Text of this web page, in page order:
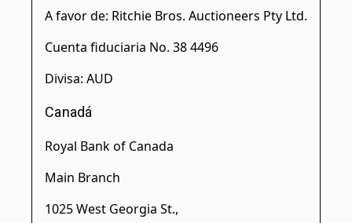
A favor de: Ritchie Bros. Auctioneers Pty Ltd.
Cuenta fiduciaria No. 38 4496
Divisa: AUD
Canadá
Royal Bank of Canada
Main Branch
1025 West Georgia St.,